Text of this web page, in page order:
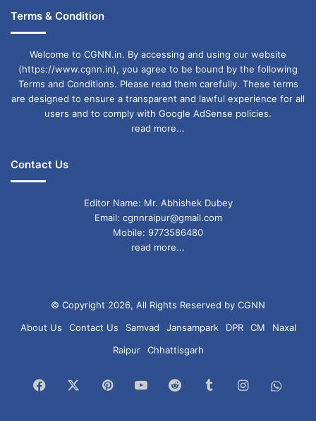
Terms & Condition
Welcome to CGNN.in. By accessing and using our website
(https://www.cgnn.in), you agree to be bound by the following
Terms and Conditions. Please read them carefully. These terms
are designed to ensure a transparent and lawful experience for all
users and to comply with Google AdSense policies.
read more...
Contact Us
Editor Name: Mr. Abhishek Dubey
Email: cgnnraipur@gmail.com
Mobile: 9773586480
read more...
© Copyright 2026, All Rights Reserved by CGNN
About Us
Contact Us Samvad Jansampark DPR CM
Naxal
Raipur
Chhattisgarh
Facebook PinterestYouTubeReddit TumblrInstagram